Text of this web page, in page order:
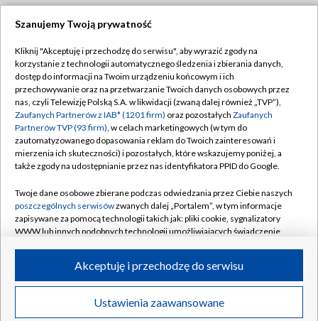
TVP
Abonament TVP
Emisja w TVP
Centrum informacji TVP
Naziemna Telewizja Cyfrowa
Rada Programowa
System NOS
Informacje o nadawcy
Program dla prasy
Ogłoszenie przetargowe
Regulamin TVP
Polityka prywatności
Moje zgody
Pomoc
Kontakt
Kanały
©2026 Telewizja Polska S.A. w likwidacji
Szanujemy Twoją prywatność
Kliknij "Akceptuję i przechodzę do serwisu", aby wyrazić zgody na
korzystanie z technologii automatycznego śledzenia i zbierania danych,
dostęp do informacji na Twoim urządzeniu końcowym i ich
przechowywanie oraz na przetwarzanie Twoich danych osobowych przez
nas, czyli Telewizję Polską S.A. w likwidacji (zwaną dalej również „TVP”),
Zaufanych Partnerów z IAB* (1201 firm) oraz pozostałych Zaufanych
Partnerów TVP (93 firm), w celach marketingowych (w tym do
zautomatyzowanego dopasowania reklam do Twoich zainteresowań i
mierzenia ich skuteczności) i pozostałych, które wskazujemy poniżej, a
także zgody na udostępnianie przez nas identyfikatora PPID do Google.
Twoje dane osobowe zbierane podczas odwiedzania przez Ciebie naszych
poszczególnych serwisówzwanych dalej „Portalem”, w tym informacje
zapisywane za pomocą technologii takich jak: pliki cookie, sygnalizatory
WWW lub innych podobnych technologii umożliwiających świadczenie
ruchu w Internecie.
Twoje dane osobowe zbierane podczas odwiedzania przez Ciebie
poszczególnych serwisówna Portalu, takie jak adresy IP, identyfikatory
Ustawienia zaawansowane
Akceptuję i przechodzę do serwisu